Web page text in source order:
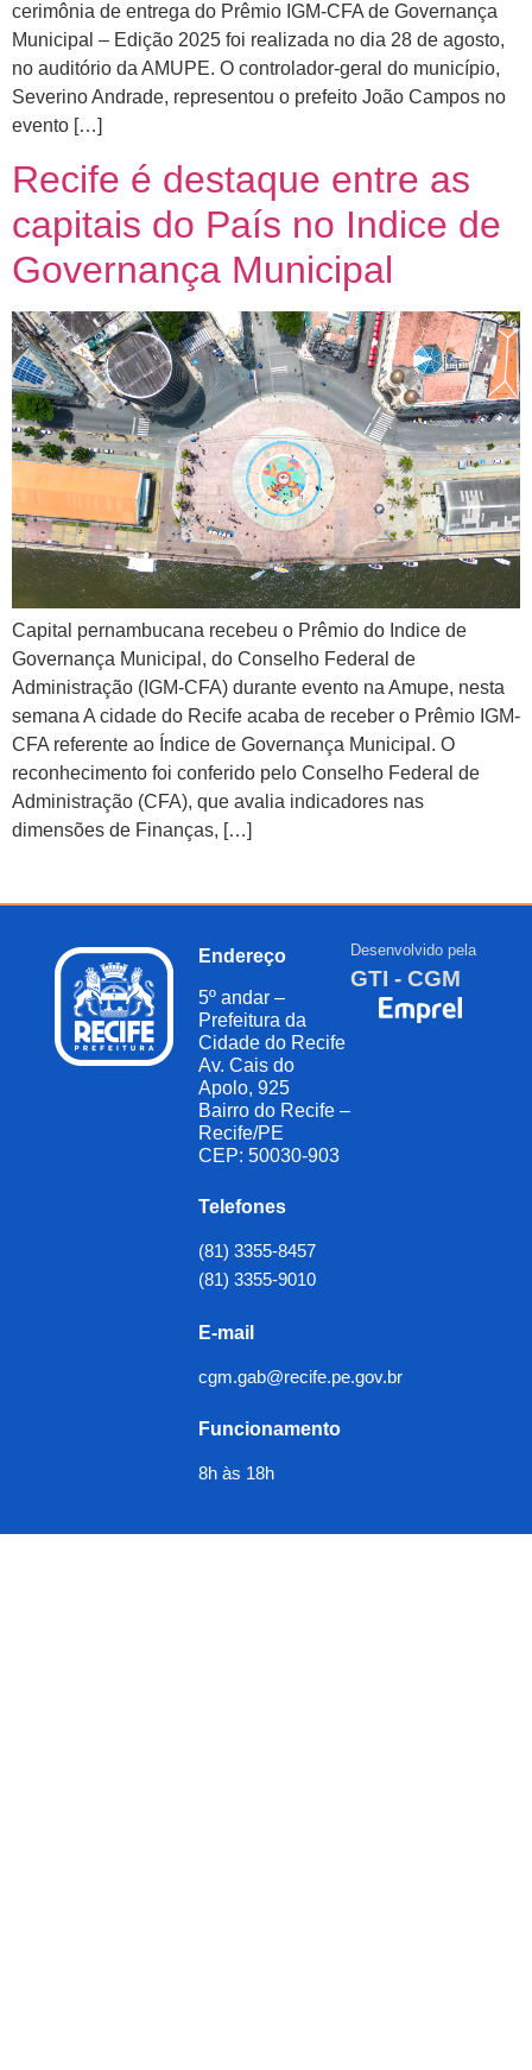
cerimônia de entrega do Prêmio IGM-CFA de Governança
Municipal – Edição 2025 foi realizada no dia 28 de agosto,
no auditório da AMUPE. O controlador-geral do município,
Severino Andrade, representou o prefeito João Campos no
evento […]
Recife é destaque entre as
capitais do País no Indice de
Governança Municipal
Capital pernambucana recebeu o Prêmio do Indice de
Governança Municipal, do Conselho Federal de
Administração (IGM-CFA) durante evento na Amupe, nesta
semana A cidade do Recife acaba de receber o Prêmio IGM-
CFA referente ao Índice de Governança Municipal. O
reconhecimento foi conferido pelo Conselho Federal de
Administração (CFA), que avalia indicadores nas
dimensões de Finanças, […]
Endereço
5º andar –
Prefeitura da
Cidade do Recife
Av. Cais do
Apolo, 925
Bairro do Recife –
Recife/PE
CEP: 50030-903
Telefones
(81) 3355-8457
(81) 3355-9010
E-mail
cgm.gab@recife.pe.gov.br
Funcionamento
8h às 18h
Desenvolvido pela
GTI - CGM